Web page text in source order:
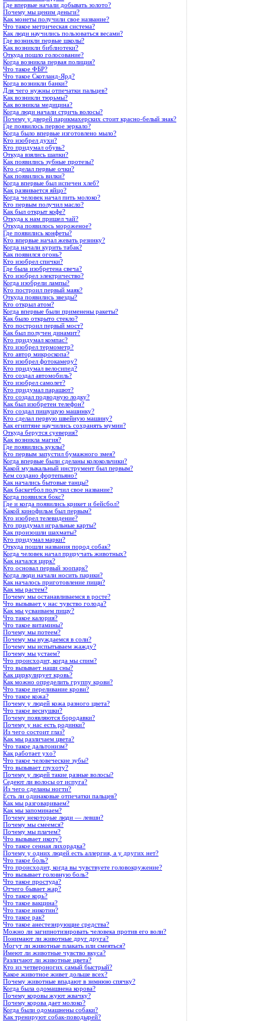
Где впервые начали добывать золото?
Почему мы ценим деньги?
Как монеты получили свое название?
Что такое метрическая система?
Как люди научились пользоваться весами?
Где возникли первые школы?
Как возникли библиотеки?
Откуда пошло голосование?
Когда возникла первая полиция?
Что такое ФБР?
Что такое Скотланд-Ярд?
Когда возникли банки?
Для чего нужны отпечатки пальцев?
Как возникли тюрьмы?
Как возникла медицина?
Когда люди начали стричь волосы?
Почему у дверей парикмахерских стоит красно-белый знак?
Где появилось первое зеркало?
Когда было впервые изготовлено мыло?
Кто изобрел духи?
Кто придумал обувь?
Откуда взялись шапки?
Как появились зубные протезы?
Кто сделал первые очки?
Как появились вилки?
Когда впервые был испечен хлеб?
Как развивается яйцо?
Когда человек начал пить молоко?
Кто первым получил масло?
Как был открыт кофе?
Откуда к нам пришел чай?
Откуда появилось мороженое?
Где появились конфеты?
Кто впервые начал жевать резинку?
Когда начали курить табак?
Как появился огонь?
Кто изобрел спички?
Где была изобретена свеча?
Кто изобрел электричество?
Когда изобрели лампы?
Кто построил первый маяк?
Откуда появились звезды?
Кто открыл атом?
Когда впервые были применены ракеты?
Как было открыто стекло?
Кто построил первый мост?
Как был получен динамит?
Кто придумал компас?
Кто изобрел термометр?
Кто автор микроскопа?
Кто изобрел фотокамеру?
Кто придумал велосипед?
Кто создал автомобиль?
Кто изобрел самолет?
Кто придумал парашют?
Кто создал подводную лодку?
Как был изобретен телефон?
Кто создал пишущую машинку?
Кто сделал первую швейную машину?
Как египтяне научились сохранять мумии?
Откуда берутся суеверия?
Как возникла магия?
Где появились куклы?
Кто первым запустил бумажного змея?
Когда впервые были сделаны колокольчики?
Какой музыкальный инструмент был первым?
Кем создано фортепьяно?
Как начались бытовые танцы?
Как баскетбол получил свое название?
Когда появился бокс?
Где и когда появились крикет и бейсбол?
Какой кинофильм был первым?
Кто изобрел телевидение?
Кто придумал игральные карты?
Как произошли шахматы?
Кто придумал марки?
Откуда пошли названия пород собак?
Когда человек начал приручать животных?
Как начался цирк?
Кто основал первый зоопарк?
Когда люди начали носить парики?
Как началось приготовление пищи?
Как мы растем?
Почему мы останавливаемся в росте?
Что вызывает у нас чувство голода?
Как мы усваиваем пищу?
Что такое калория?
Что такое витамины?
Почему мы потеем?
Почему мы нуждаемся в соли?
Почему мы испытываем жажду?
Почему мы устаем?
Что происходит, когда мы спим?
Что вызывает наши сны?
Как циркулирует кровь?
Как можно определить группу крови?
Что такое переливание крови?
Что такое кожа?
Почему у людей кожа разного цвета?
Что такое веснушки?
Почему появляются бородавки?
Почему у нас есть родинки?
Из чего состоит глаз?
Как мы различаем цвета?
Что такое дальтонизм?
Как работает ухо?
Что такое человеческие зубы?
Что вызывает глухоту?
Почему у людей такие разные волосы?
Седеют ли волосы от испуга?
Из чего сделаны ногти?
Есть ли одинаковые отпечатки пальцев?
Как мы разговариваем?
Как мы запоминаем?
Почему некоторые люди — левши?
Почему мы смеемся?
Почему мы плачем?
Что вызывает икоту?
Что такое сенная лихорадка?
Почему у одних людей есть аллергия, а у других нет?
Что такое боль?
Что происходит, когда вы чувствуете головокружение?
Что вызывает головную боль?
Что такое простуда?
Отчего бывает жар?
Что такое корь?
Что такое вакцина?
Что такое никотин?
Что такое рак?
Что такое анестезирующие средства?
Можно ли загипнотизировать человека против его воли?
Понимают ли животные друг друга?
Могут ли животные плакать или смеяться?
Имеют ли животные чувство вкуса?
Различают ли животные цвета?
Кто из четвероногих самый быстрый?
Какое животное живет дольше всех?
Почему животные впадают в зим­нюю спячку?
Когда была одомашнена корова?
Почему коровы жуют жвачку?
Почему корова дает молоко?
Когда были одомашнены собаки?
Как тренируют собак-поводырей?